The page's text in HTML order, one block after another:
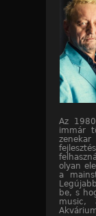
Az
immár
olyan
a
be, s
music,